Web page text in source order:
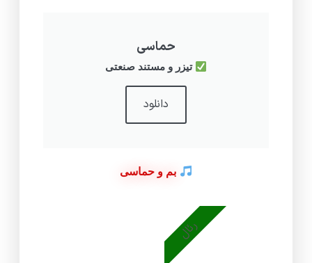
حماسی
تیزر و مستند صنعتی
دانلود
بم و حماسی
رئال